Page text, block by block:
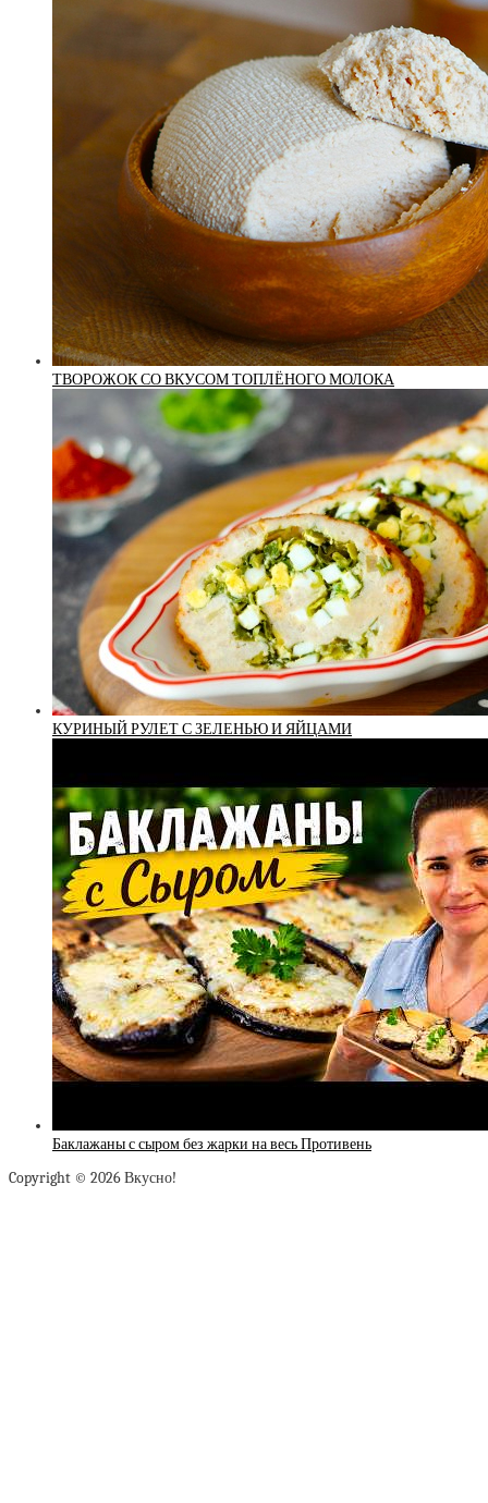
ТВОРОЖОК СО ВКУСОМ ТОПЛЁНОГО МОЛОКА
КУРИНЫЙ РУЛЕТ С ЗЕЛЕНЬЮ И ЯЙЦАМИ
Баклажаны с сыром без жарки на весь Противень
Copyright © 2026 Вкусно!